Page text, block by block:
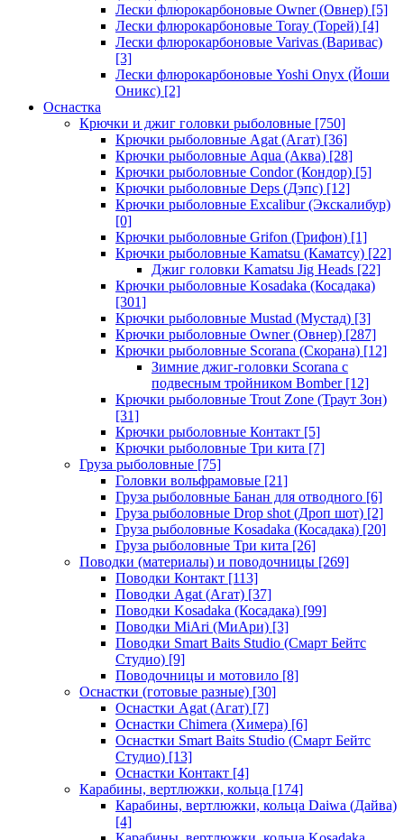
Лески флюрокарбоновые Owner (Овнер) [5]
Лески флюрокарбоновые Toray (Торей) [4]
Лески флюрокарбоновые Varivas (Варивас)
[3]
Лески флюрокарбоновые Yoshi Onyx (Йоши
Оникс) [2]
Оснастка
Крючки и джиг головки рыболовные [750]
Крючки рыболовные Agat (Агат) [36]
Крючки рыболовные Aqua (Аква) [28]
Крючки рыболовные Condor (Кондор) [5]
Крючки рыболовные Deps (Дэпс) [12]
Крючки рыболовные Excalibur (Экскалибур)
[0]
Крючки рыболовные Grifon (Грифон) [1]
Крючки рыболовные Kamatsu (Каматсу) [22]
Джиг головки Kamatsu Jig Heads [22]
Крючки рыболовные Kosadaka (Косадака)
[301]
Крючки рыболовные Mustad (Мустад) [3]
Крючки рыболовные Owner (Овнер) [287]
Крючки рыболовные Scorana (Скорана) [12]
Зимние джиг-головки Scorana с
подвесным тройником Bomber[12]
Крючки рыболовные Trout Zone (Траут Зон)
[31]
Крючки рыболовные Контакт [5]
Крючки рыболовные Три кита [7]
Груза рыболовные [75]
Головки вольфрамовые [21]
Груза рыболовные Банан для отводного [6]
Груза рыболовные Drop shot (Дроп шот) [2]
Груза рыболовные Kosadaka (Косадака) [20]
Груза рыболовные Три кита [26]
Поводки (материалы) и поводочницы [269]
Поводки Контакт [113]
Поводки Agat (Агат) [37]
Поводки Kosadaka (Косадака) [99]
Поводки MiAri (МиАри) [3]
Поводки Smart Baits Studio (Смарт Бейтс
Студио) [9]
Поводочницы и мотовило [8]
Оснастки (готовые разные) [30]
Оснастки Agat (Агат) [7]
Оснастки Chimera (Химера) [6]
Оснастки Smart Baits Studio (Смарт Бейтс
Студио) [13]
Оснастки Контакт [4]
Карабины, вертлюжки, кольца [174]
Карабины, вертлюжки, кольца Daiwa (Дайва)
[4]